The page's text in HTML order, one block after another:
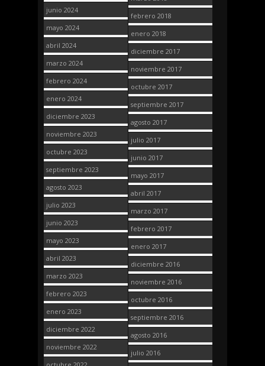
junio 2024
mayo 2024
abril 2024
marzo 2024
febrero 2024
enero 2024
diciembre 2023
noviembre 2023
octubre 2023
septiembre 2023
agosto 2023
julio 2023
junio 2023
mayo 2023
abril 2023
marzo 2023
febrero 2023
enero 2023
diciembre 2022
noviembre 2022
febrero 2018
enero 2018
diciembre 2017
noviembre 2017
octubre 2017
septiembre 2017
agosto 2017
julio 2017
junio 2017
mayo 2017
abril 2017
marzo 2017
febrero 2017
enero 2017
diciembre 2016
noviembre 2016
octubre 2016
septiembre 2016
agosto 2016
julio 2016